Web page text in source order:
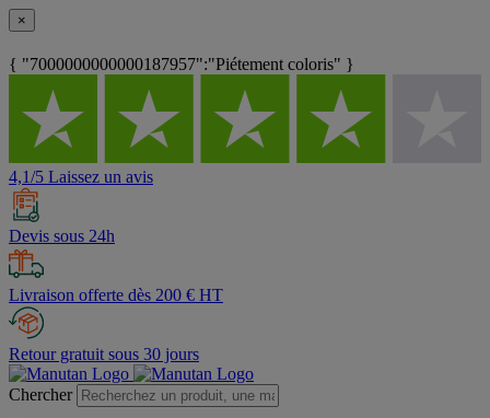
×
{ "7000000000000187957":"Piétement coloris" }
4,1/5 Laissez un avis
Devis sous 24h
Livraison offerte dès 200 € HT
Retour gratuit sous 30 jours
Chercher